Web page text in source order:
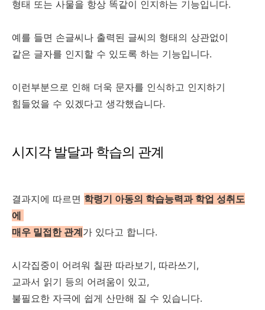
형태 또는 사물을 항상 똑같이 인지하는 기능입니다.
예를 들면 손글씨나 출력된 글씨의 형태의 상관없이
같은 글자를 인지할 수 있도록 하는 기능입니다.
이런부분으로 인해 더욱 문자를 인식하고 인지하기
힘들었을 수 있겠다고 생각했습니다.
시지각 발달과 학습의 관계
결과지에 따르면 학령기 아동의 학습능력과 학업 성취도
에
매우 밀접한 관계가 있다고 합니다.
시각집중이 어려워 칠판 따라보기, 따라쓰기,
교과서 읽기 등의 어려움이 있고,
불필요한 자극에 쉽게 산만해 질 수 있습니다.